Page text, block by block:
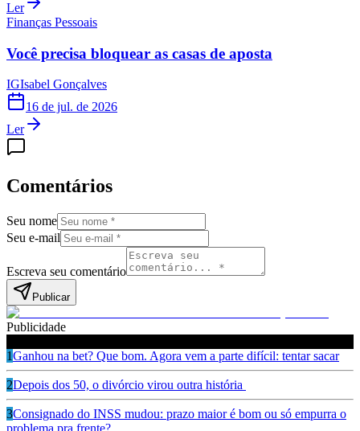
Ler
Finanças Pessoais
Você precisa bloquear as casas de aposta
IGIsabel Gonçalves
16 de jul. de 2026
Ler
Comentários
Seu nome
Seu e-mail
Escreva seu comentário
Publicar
Publicidade
1Ganhou na bet? Que bom. Agora vem a parte difícil: tentar sacar
2Depois dos 50, o divórcio virou outra história
3Consignado do INSS mudou: prazo maior é bom ou só empurra o